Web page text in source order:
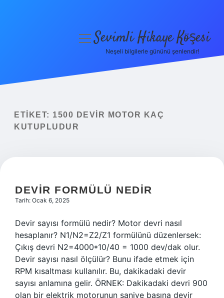
Yasal Uyarı
menüyüSevimli Hikaye Köşesi
Neşeli bilgilerle gününü şenlendir!
ETIKET: 1500 DEVIR MOTOR KAÇ
KUTUPLUDUR
DEVIR FORMÜLÜ NEDIR
Tarih: Ocak 6, 2025
Devir sayısı formülü nedir? Motor devri nasıl
hesaplanır? N1/N2=Z2/Z1 formülünü düzenlersek:
Çıkış devri N2=4000*10/40 = 1000 dev/dak olur.
Devir sayısı nasıl ölçülür? Bunu ifade etmek için
RPM kısaltması kullanılır. Bu, dakikadaki devir
sayısı anlamına gelir. ÖRNEK: Dakikadaki devri 900
olan bir elektrik motorunun saniye başına devir